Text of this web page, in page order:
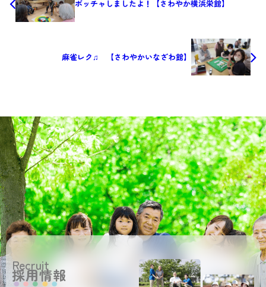
ボッチャしましたよ！【さわやか横浜栄館】
麻雀レク♫ 【さわやかいなざわ館】
Recruit
採用情報